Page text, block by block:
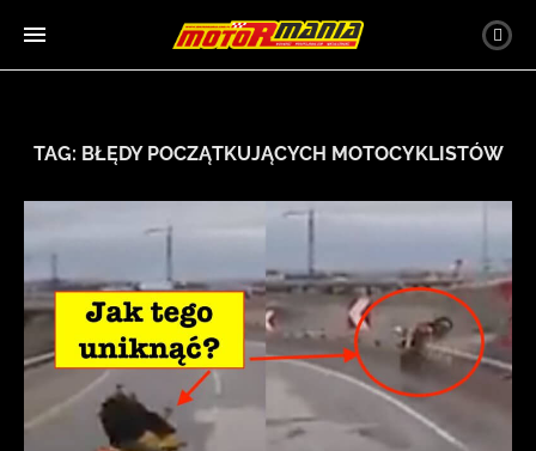
TAG: BŁĘDY POCZĄTKUJĄCYCH MOTOCYKLISTÓW